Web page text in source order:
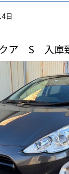
日
ア S 入庫致